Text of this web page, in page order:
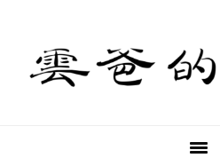
primary
navigation
content
primary
sidebar